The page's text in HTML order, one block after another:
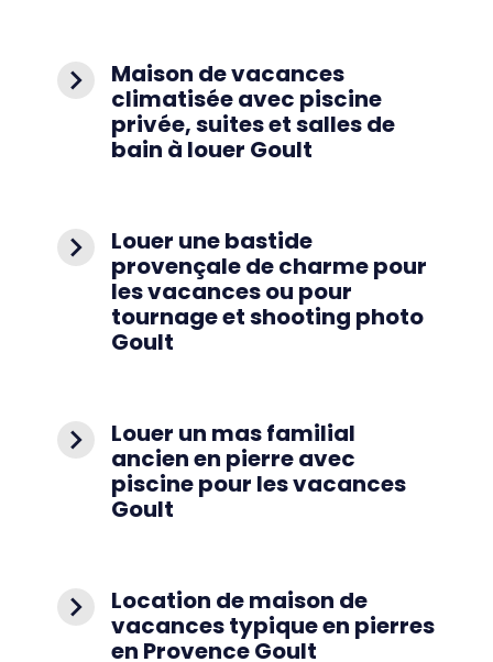
navigate_next Maison de vacances
climatisée avec piscine
privée, suites et salles de
bain à louer Goult
navigate_next Louer une bastide
provençale de charme pour
les vacances ou pour
tournage et shooting photo
Goult
navigate_next Louer un mas familial
ancien en pierre avec
piscine pour les vacances
Goult
navigate_next Location de maison de
vacances typique en pierres
en Provence Goult